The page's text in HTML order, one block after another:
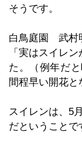
そうです。
白鳥庭園 武村
「実はスイレ
た。（例年だ
間程早い開花と
スイレンは、5
だということで